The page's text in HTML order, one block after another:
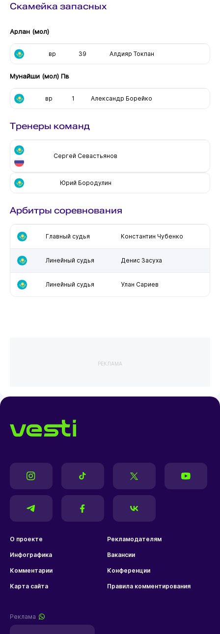
Скамейка запасных
Арлан (мол)
вр 39 Алдияр Токпан
Мунайши (мол) Пв
вр 1 Александр Борейко
Тренеры команд
Сергей Севастьянов
Юрий Бородулин
Арбитры соревнования
Главный судья Константин Чубенко
Линейный судья Денис Засуха
Линейный судья Улан Сариев
РЕКЛАМА
О проекте Рекламодателям
Инфографика Вакансии
Комментарии Конференции
Карта сайта Правила комментирования
Реклама